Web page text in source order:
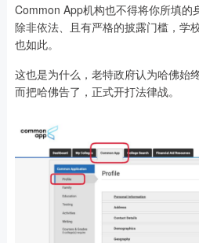
Common App机构也不得将你所填的
除非依法、且有严格的披露门槛，学
也如此。
这也是为什么，老特政府认为哈佛始
而把哈佛告了，正式开打法律战。